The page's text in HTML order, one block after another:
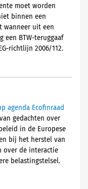
moet worden
binnen een
wanneer uit een
een BTW-teruggaaf
richtlijn 2006/112.
agenda Ecofinraad
gedachten over
in de Europese
bij het herstel van
over de interactie
belastingstelsel.